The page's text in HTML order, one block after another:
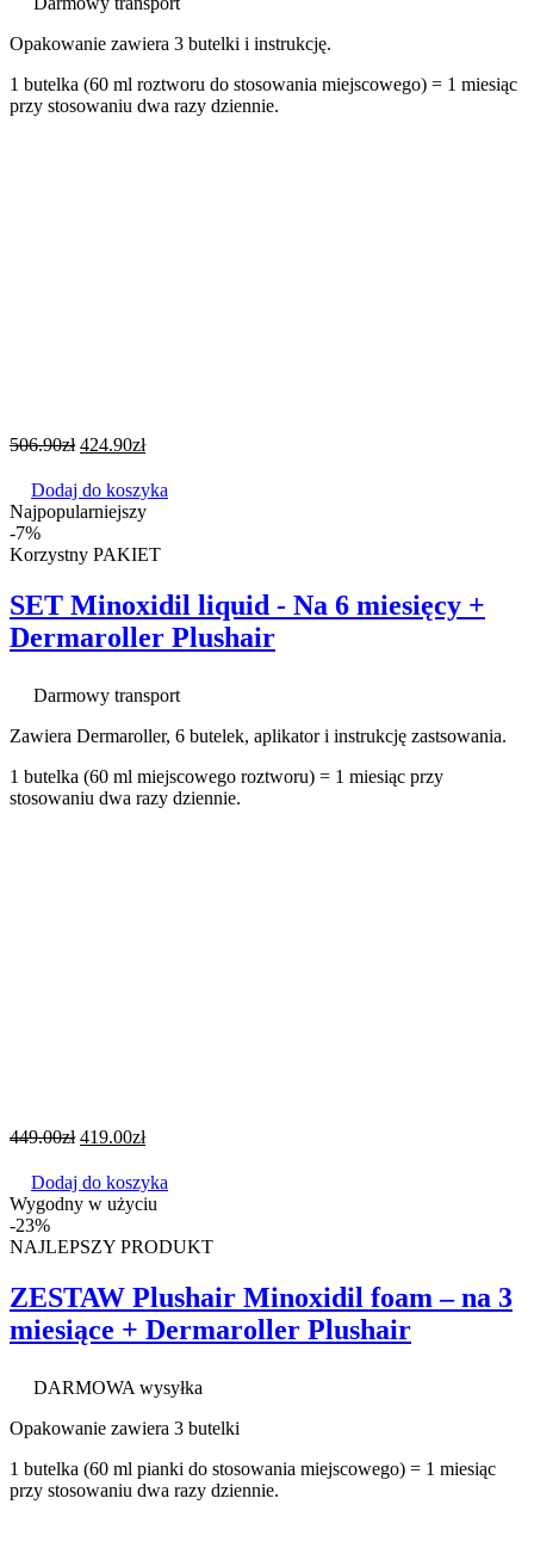
Opakowanie zawiera 3 butelki i instrukcję.
1 butelka (60 ml roztworu do stosowania miejscowego) = 1 miesiąc
przy stosowaniu dwa razy dziennie.
506.90zł 424.90zł
Dodaj do koszyka
Najpopularniejszy
-7%
Korzystny PAKIET
SET Minoxidil liquid - Na 6 miesięcy +
Dermaroller Plushair
Darmowy transport
Zawiera Dermaroller, 6 butelek, aplikator i instrukcję zastsowania.
1 butelka (60 ml miejscowego roztworu) = 1 miesiąc przy
stosowaniu dwa razy dziennie.
449.00zł 419.00zł
Dodaj do koszyka
Wygodny w użyciu
-23%
NAJLEPSZY PRODUKT
ZESTAW Plushair Minoxidil foam – na 3
miesiące + Dermaroller Plushair
DARMOWA wysyłka
Opakowanie zawiera 3 butelki
1 butelka (60 ml pianki do stosowania miejscowego) = 1 miesiąc
przy stosowaniu dwa razy dziennie.